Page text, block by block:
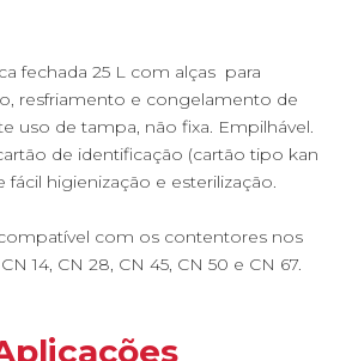
fechada 25 L com alças para
resfriamento e congelamento de
uso de tampa, não fixa. Empilhável.
de identificação (cartão tipo kan
fácil higienização e esterilização.
com os contentores nos
14, CN 28, CN 45, CN 50 e CN 67.